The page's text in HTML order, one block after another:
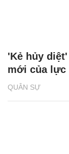
QUÂN SỰ
'Kẻ hủy
mới của lực